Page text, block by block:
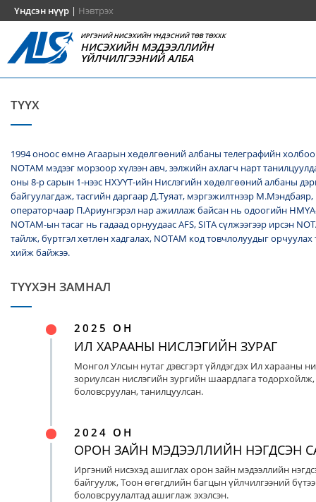
Үндсэн нүүр | Нэвтрэх
ИРГЭНИЙ НИСЭХИЙН ҮНДЭСНИЙ ТӨВ ТӨХХК
НИСЭХИЙН МЭДЭЭЛЛИЙН
ҮЙЛЧИЛГЭЭНИЙ АЛБА
ТҮҮХ
1994 оноос өмнө Агаарын хөдөлгөөний албаны телеграфийн
NОТАМ мэдээг морзоор хүлээн авч, ээлжийн ахлагч нарт
оны 8-р сарын 1-нээс НХУҮТ-ийн Нислэгийн хөдөлгөөний албаны
байгуулагдаж, тасгийн даргаар Д.Туяат, мэргэжилтнээр
операторчаар П.Ариунгэрэл нар ажиллаж байсан нь одоогийн
NOTAM-ын тасаг нь гадаад орнуудаас AFS, SITA сүлжээгээр ирсэн
тайлж, бүртгэл хөтлөн хадгалах, NОТАМ код товчлолуудыг
хийж байжээ.
ТҮҮХЭН ЗАМНАЛ
2025 ОН
ИЛ ХАРААНЫ НИСЛЭГИЙН ЗУРАГ
Монгол Улсын нутаг дэвсгэрт үйлдэгдэх Ил харааны
зориулсан нислэгийн зургийн шаардлага тодорхойлж,
боловсруулан, танилцуулсан.
2024 ОН
ОРОН ЗАЙН МЭДЭЭЛЛИЙН НЭГДСЭН
Иргэний нисэхэд ашиглах орон зайн мэдээллийн
байгуулж, Тоон өгөгдлийн багцын үйлчилгээний
боловсруулалтад ашиглаж эхэлсэн.